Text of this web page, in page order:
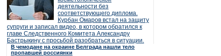
деятельности без
соответствующего диплома.
Курбан Омаров встал на защиту
супруги и записал видео, в котором обратился к
главе Следственного Комитета Александру
Бастрыкину с просьбой разобраться в ситуации.
В чемодане на окраине Белграда нашли тело
пропавшей россиянки